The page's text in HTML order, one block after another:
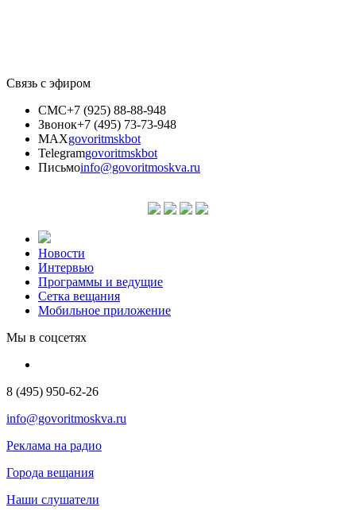
Связь с эфиром
СМС+7 (925) 88-88-948
Звонок+7 (495) 73-73-948
MAXgovoritmskbot
Telegramgovoritmskbot
Письмоinfo@govoritmoskva.ru
Новости
Интервью
Программы и ведущие
Сетка вещания
Мобильное приложение
Мы в соцсетях
8 (495) 950-62-26
info@govoritmoskva.ru
Реклама на радио
Города вещания
Наши слушатели